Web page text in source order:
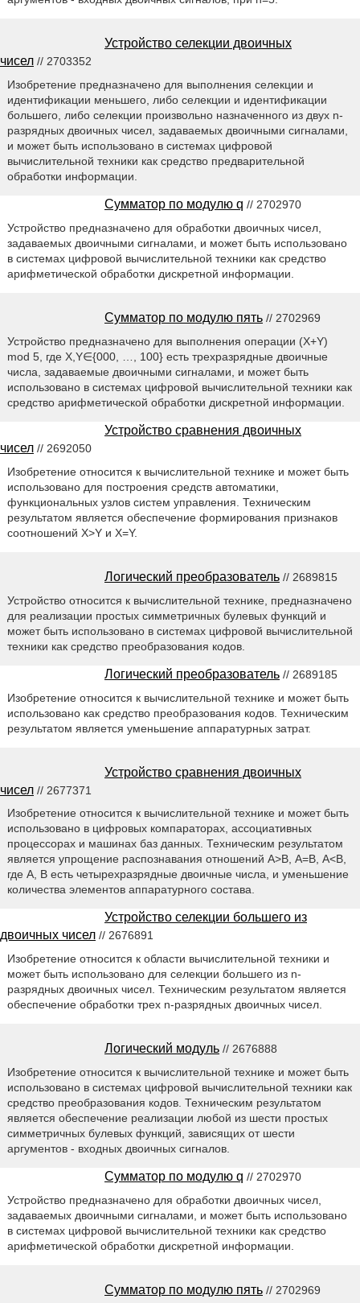
Устройство селекции двоичных
чисел // 2703352
Изобретение предназначено для выполнения селекции и
идентификации меньшего, либо селекции и идентификации
большего, либо селекции произвольно назначенного из двух n-
разрядных двоичных чисел, задаваемых двоичными сигналами,
и может быть использовано в системах цифровой
вычислительной техники как средство предварительной
обработки информации.
Сумматор по модулю q // 2702970
Устройство предназначено для обработки двоичных чисел,
задаваемых двоичными сигналами, и может быть использовано
в системах цифровой вычислительной техники как средство
арифметической обработки дискретной информации.
Сумматор по модулю пять // 2702969
Устройство предназначено для выполнения операции (X+Y)
mod 5, где X,Y∈{000, …, 100} есть трехразрядные двоичные
числа, задаваемые двоичными сигналами, и может быть
использовано в системах цифровой вычислительной техники как
средство арифметической обработки дискретной информации.
Устройство сравнения двоичных
чисел // 2692050
Изобретение относится к вычислительной технике и может быть
использовано для построения средств автоматики,
функциональных узлов систем управления. Техническим
результатом является обеспечение формирования признаков
соотношений X>Y и X=Y.
Логический преобразователь // 2689815
Устройство относится к вычислительной технике, предназначено
для реализации простых симметричных булевых функций и
может быть использовано в системах цифровой вычислительной
техники как средство преобразования кодов.
Логический преобразователь // 2689185
Изобретение относится к вычислительной технике и может быть
использовано как средство преобразования кодов. Техническим
результатом является уменьшение аппаратурных затрат.
Устройство сравнения двоичных
чисел // 2677371
Изобретение относится к вычислительной технике и может быть
использовано в цифровых компараторах, ассоциативных
процессорах и машинах баз данных. Техническим результатом
является упрощение распознавания отношений А>В, А=В, А<В,
где А, В есть четырехразрядные двоичные числа, и уменьшение
количества элементов аппаратурного состава.
Устройство селекции большего из
двоичных чисел // 2676891
Изобретение относится к области вычислительной техники и
может быть использовано для селекции большего из n-
разрядных двоичных чисел. Техническим результатом является
обеспечение обработки трех n-разрядных двоичных чисел.
Логический модуль // 2676888
Изобретение относится к вычислительной технике и может быть
использовано в системах цифровой вычислительной техники как
средство преобразования кодов. Техническим результатом
является обеспечение реализации любой из шести простых
симметричных булевых функций, зависящих от шести
аргументов - входных двоичных сигналов.
Сумматор по модулю q // 2702970
Устройство предназначено для обработки двоичных чисел,
задаваемых двоичными сигналами, и может быть использовано
в системах цифровой вычислительной техники как средство
арифметической обработки дискретной информации.
Сумматор по модулю пять // 2702969